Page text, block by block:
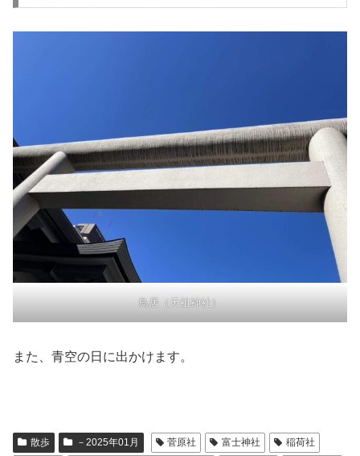
鳥居（天祖神社）
また、青空の日に出かけます。
散歩 －2025年01月 菅原社 富士神社
稲荷社